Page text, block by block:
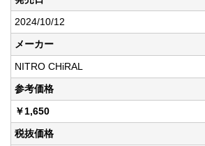
2024/10/12
メーカー
NITRO CHiRAL
参考価格
￥1,650
税抜価格